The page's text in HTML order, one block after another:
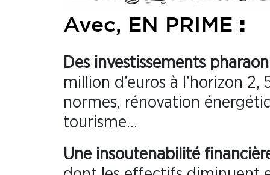
Avec, EN PRIME :
Des investissements
million d’euros à l’horizon
normes, rénovation
tourisme…
Une insoutenabilité